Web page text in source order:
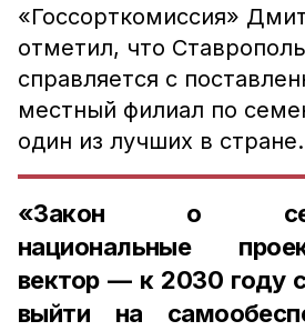
«Госсорткомиссия»
отметил, что
справляется с
местный филиал по
один из лучших в стране.
«Закон о
национальные
вектор — к 2030 году
выйти на